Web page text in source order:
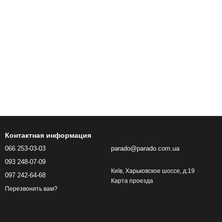
Контактная информация
066 253-03-03
093 248-07-09
097 242-64-68
Перезвонить вам?
parado@parado.com.ua
Київ, Харьковское шоссе, д.19
Карта проезда